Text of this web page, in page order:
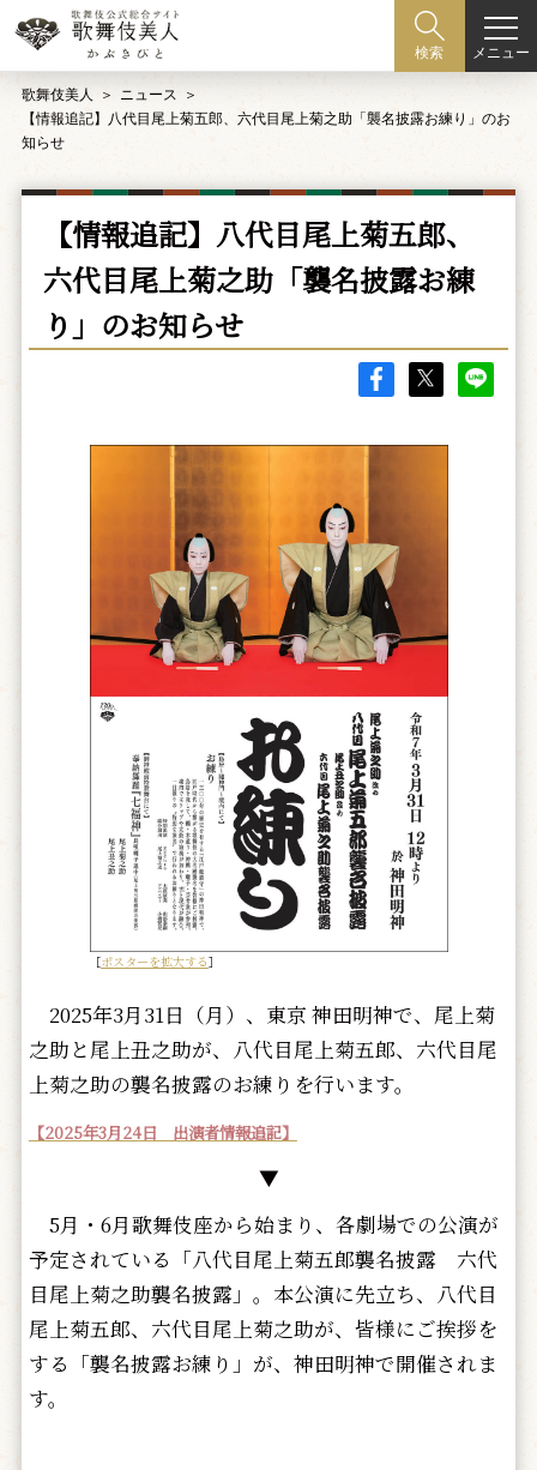
検索 メニュー
歌舞伎美人
ニュース
【情報追記】八代目尾上菊五郎、六代目尾上菊之助「襲名披露お練り」のお
知らせ
【情報追記】八代目尾上菊五郎、
六代目尾上菊之助「襲名披露お練
り」のお知らせ
［ポスターを拡大する］
2025年3月31日（月）、東京 神田明神で、尾上菊
之助と尾上丑之助が、八代目尾上菊五郎、六代目尾
上菊之助の襲名披露のお練りを行います。
【2025年3月24日 出演者情報追記】
▼
5月・6月歌舞伎座から始まり、各劇場での公演が
予定されている「八代目尾上菊五郎襲名披露 六代
目尾上菊之助襲名披露」。本公演に先立ち、八代目
尾上菊五郎、六代目尾上菊之助が、皆様にご挨拶を
する「襲名披露お練り」が、神田明神で開催されま
す。